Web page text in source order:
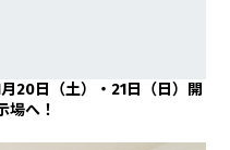
20日（土）・21日（日）開
場へ！